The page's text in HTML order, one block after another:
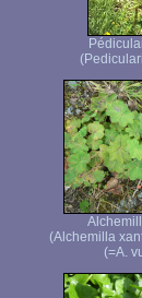
(Alchemilla
(=A.